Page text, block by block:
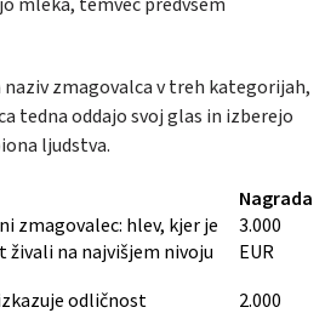
zmagovalca v treh kategorijah,
tedna oddajo svoj glas in izberejo
ljudstva.
Nagrada
zmagovalec: hlev, kjer je
živali na najvišjem nivoju
3.000
EUR
odličnost
2.000